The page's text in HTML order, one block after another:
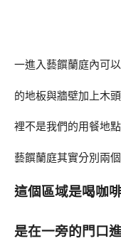
一進入藝饌蘭庭內可
的地板與牆壁加上木
裡不是我們的用餐地
藝饌蘭庭其實分別兩
這個區域是喝咖
是在一旁的門口